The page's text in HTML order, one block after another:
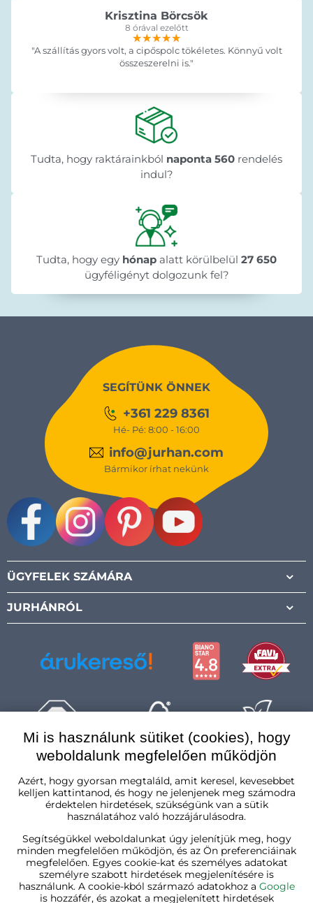
Krisztina Börcsök
8 órával ezelőtt
★★★★★
★★★★★
★★★★★
"A szállítás gyors volt, a cipőspolc tökéletes. Könnyű volt
összeszerelni is."
Tudta, hogy raktárainkból naponta 560 rendelés
indul?
Tudta, hogy egy hónap alatt körülbelül 27 650
ügyféligényt dolgozunk fel?
SEGÍTÜNK ÖNNEK
+361 229 8361
Hé- Pé: 8:00 - 16:00
info@jurhan.com
Bármikor írhat nekünk
ÜGYFELEK SZÁMÁRA
JURHÁNRÓL
Mi is használunk sütiket (cookies), hogy
weboldalunk megfelelően működjön
Azért, hogy gyorsan megtaláld, amit keresel, kevesebbet
kelljen kattintanod, és hogy ne jelenjenek meg számodra
érdektelen hirdetések, szükségünk van a sütik
használatához való hozzájárulásodra.
Segítségükkel weboldalunkat úgy jelenítjük meg, hogy
minden megfelelően működjön, és az Ön preferenciáinak
megfelelően. Egyes cookie-kat és személyes adatokat
személyre szabott hirdetések megjelenítésére is
használunk. A cookie-kból származó adatokhoz a Google
is hozzáfér, és azokat a megjelenített hirdetések